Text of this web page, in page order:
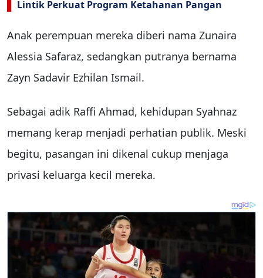
Lintik Perkuat Program Ketahanan Pangan
Anak perempuan mereka diberi nama Zunaira
Alessia Safaraz, sedangkan putranya bernama
Zayn Sadavir Ezhilan Ismail.
Sebagai adik Raffi Ahmad, kehidupan Syahnaz
memang kerap menjadi perhatian publik. Meski
begitu, pasangan ini dikenal cukup menjaga
privasi keluarga kecil mereka.